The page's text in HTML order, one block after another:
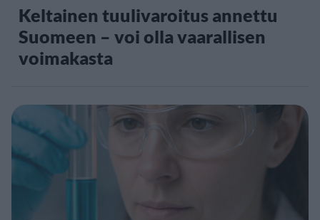
Keltainen tuulivaroitus annettu
Suomeen – voi olla vaarallisen
voimakasta